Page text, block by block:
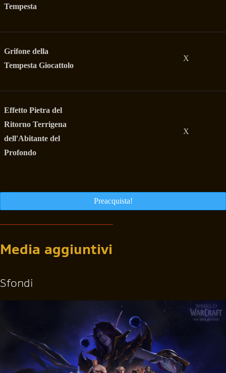
Tempesta
Grifone della
Tempesta Giocattolo
X
Effetto Pietra del
Ritorno Terrigena
dell'Abitante del
Profondo
X
Preacquista!
Media aggiuntivi
Sfondi